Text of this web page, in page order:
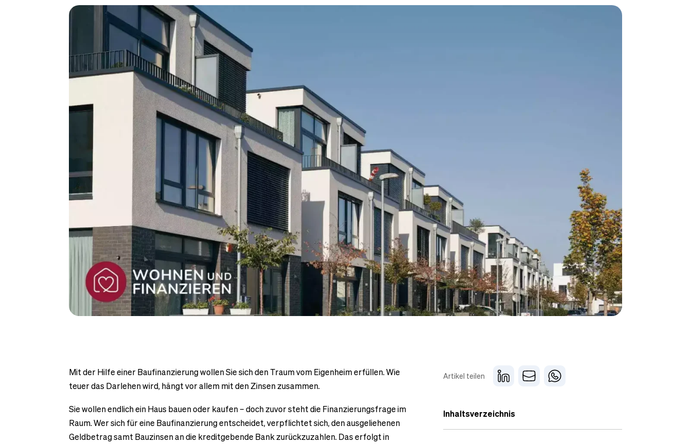
Artikel teilen
Inhaltsverzeichnis
Mit der Hilfe einer Baufinanzierung wollen Sie sich den Traum vom Eigenheim erfüllen. Wie
teuer das Darlehen wird, hängt vor allem mit den Zinsen zusammen.
Sie wollen endlich ein Haus bauen oder kaufen – doch zuvor steht die Finanzierungsfrage im
Raum. Wer sich für eine Baufinanzierung entscheidet, verpflichtet sich, den ausgeliehenen
Geldbetrag samt Bauzinsen an die kreditgebende Bank zurückzuzahlen. Das erfolgt in